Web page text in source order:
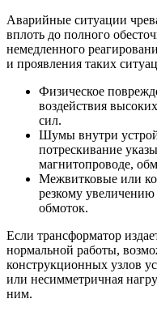
Аварийные ситуации
вплоть до полного
немедленного
и проявления таких
Физическое
воздействия
сил.
Шумы внутри
потрескивание
магнитопроводе,
Межвитковые или
резкому
обмоток.
Если трансформатор
нормальной работы,
конструкционных узлов
или несимметричная
ним.